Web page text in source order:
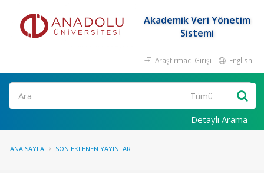
Akademik Veri Yönetim
Sistemi
Araştırmacı Girişi English
Ara
Detaylı Arama
ANA SAYFA SON EKLENEN YAYINLAR